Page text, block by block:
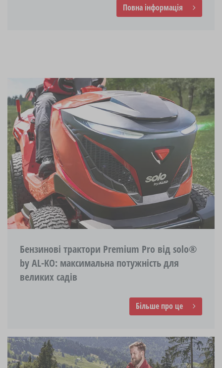
Повна інформація
Бензинові трактори Premium Pro від solo®
by AL-KO: максимальна потужність для
великих садів
Більше про це